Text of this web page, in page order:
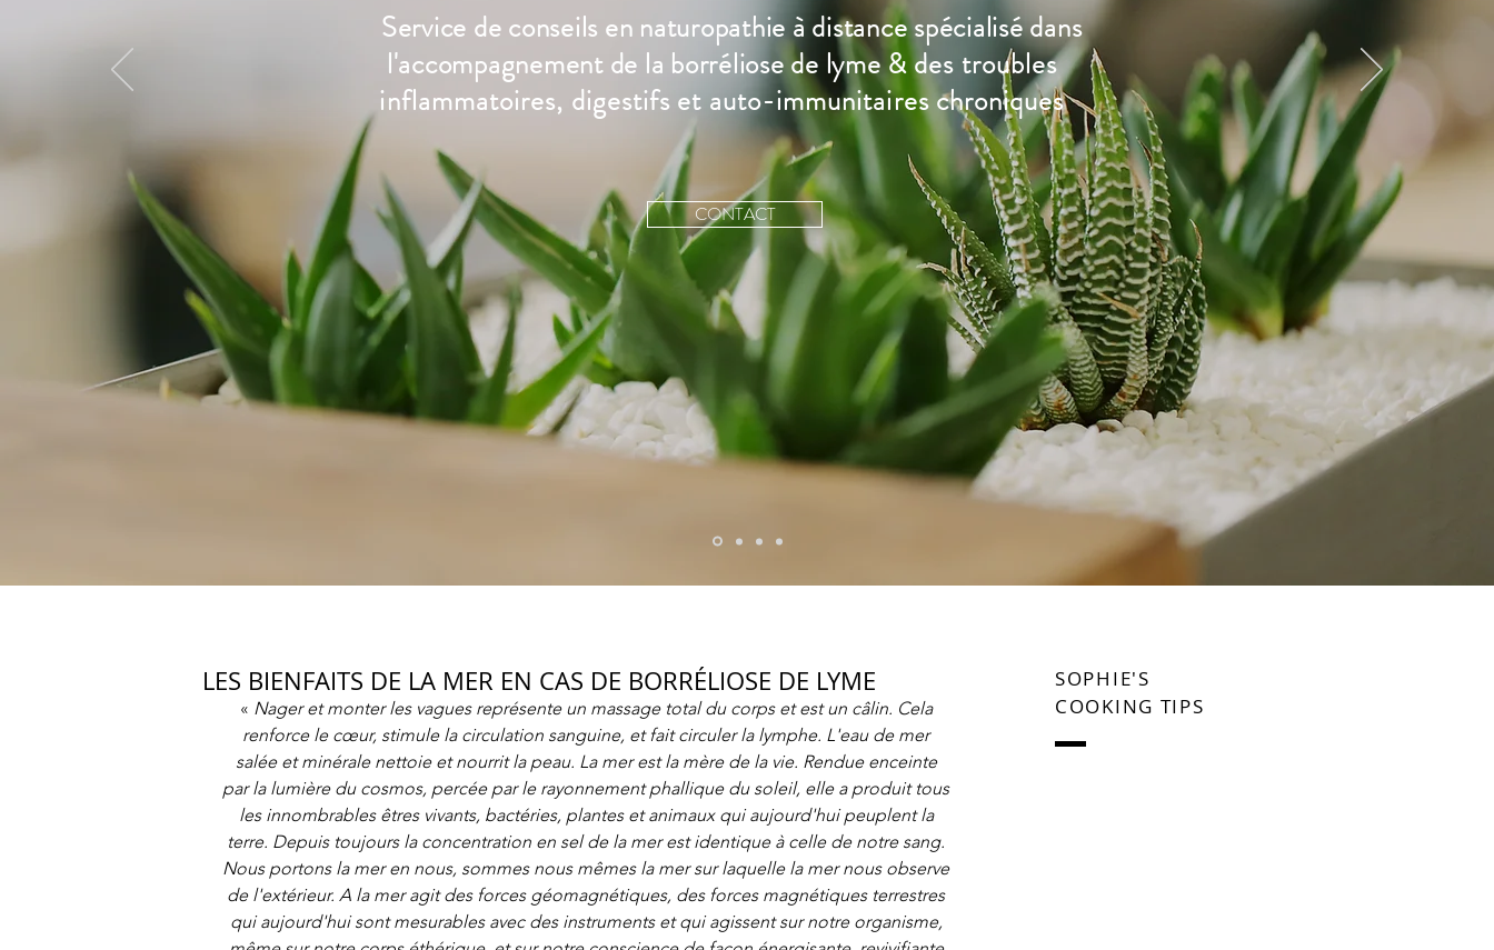
Service de conseils en naturopathie à distance spécialisé dans
l'accompagnement de la borréliose de lyme &des troubles
inflammatoires, digestifs et auto-immunitaires chroniques
CONTACT
LES BIENFAITS DE LA MER EN CAS DE BORRÉLIOSE DE LYME
« Nager et monter les vagues représente un massage total du corps et est un câlin. Cela
renforce le cœur, stimule la circulation sanguine, et fait circuler la lymphe. L'eau de mer
salée et minérale nettoie et nourrit la peau. La mer est la mère de la vie. Rendue enceinte
par la lumière du cosmos, percée par le rayonnement phallique du soleil, elle a produit tous
les innombrables êtres vivants, bactéries, plantes et animaux qui aujourd'hui peuplent la
terre. Depuis toujours la concentration en sel de la mer est identique à celle de notre sang.
Nous portons la mer en nous, sommes nous mêmes la mer sur laquelle la mer nous observe
de l'extérieur. A la mer agit des forces géomagnétiques, des forces magnétiques terrestres
qui aujourd'hui sont mesurables avec des instruments et qui agissent sur notre organisme,
SOPHIE'S
COOKING TIPS